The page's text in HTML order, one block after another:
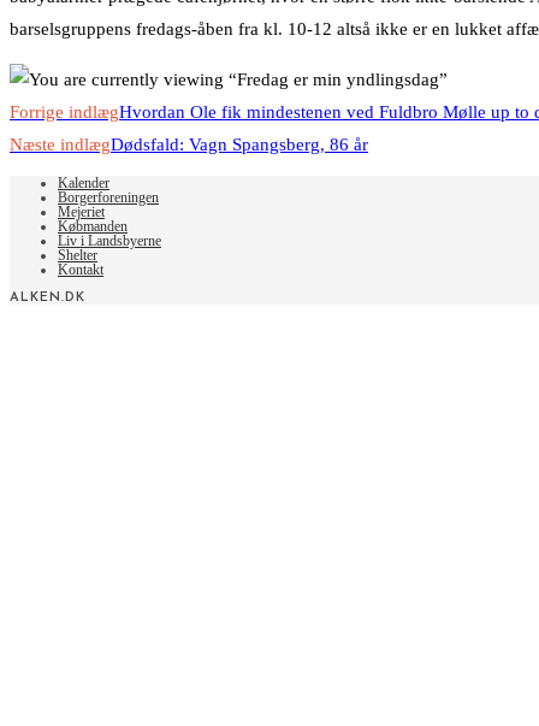
barselsgruppens fredags-åben fra kl. 10-12 altså ikke er en lukket
Read
more
articles
Forrige indlægHvordan Ole fik mindestenen ved Fuldbro Mølle up to
Næste indlægDødsfald: Vagn Spangsberg, 86 år
Kalender
Borgerforeningen
Mejeriet
Købmanden
Liv i Landsbyerne
Shelter
Kontakt
ALKEN.DK